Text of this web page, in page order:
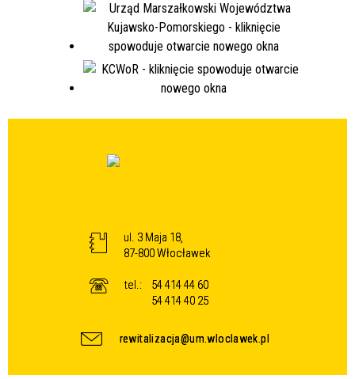
ul. 3 Maja 18,
87-800 Włocławek
tel.:
54 414 44 60
54 414 40 25
rewitalizacja@um.wloclawek.pl